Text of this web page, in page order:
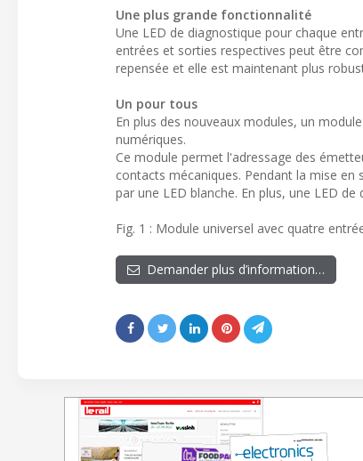
Une plus grande fonctionnalité
Une LED de diagnostique pour chaque
entrées et sorties respectives peut être
repensée et elle est maintenant plus
Un pour tous
En plus des nouveaux modules, un
numériques.
Ce module permet l'adressage des
contacts mécaniques. Pendant la mise
par une LED blanche. En plus, une LED
Fig. 1 : Module universel avec quatre
Demander plus d’information…